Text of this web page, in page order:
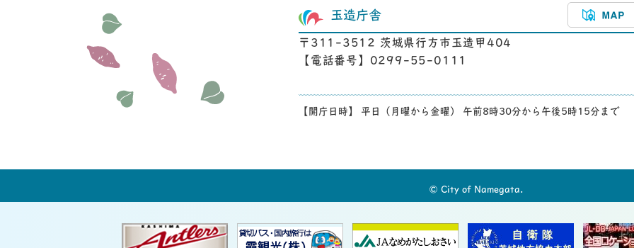
玉造庁舎
〒311-3512 茨城県行方市玉造甲404
【電話番号】0299-55-0111
【開庁日時】 平日（月曜から金曜） 午前8時30分から午後5時15分まで
© City of Namegata.